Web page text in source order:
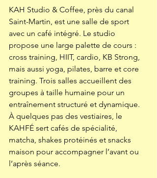
KAH Studio & Coffee, près du canal
Saint-Martin, est une salle de sport
avec un café intégré. Le studio
propose une large palette de cours :
cross training, HIIT, cardio, KB Strong,
mais aussi yoga, pilates, barre et core
training. Trois salles accueillent des
groupes à taille humaine pour un
entraînement structuré et dynamique.
À quelques pas des vestiaires, le
KAHFÉ sert cafés de spécialité,
matcha, shakes protéinés et snacks
maison pour accompagner l’avant ou
l’après séance.